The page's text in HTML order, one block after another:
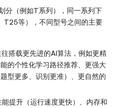
分（例如T系列），同一系列下
T25等），不同型号之间的主要
搭载更先进的AI算法，例如更精
的个性化学习路径推荐、更强大
型更多、识别更准）、更自然的
提升（运行速度更快）、内存和